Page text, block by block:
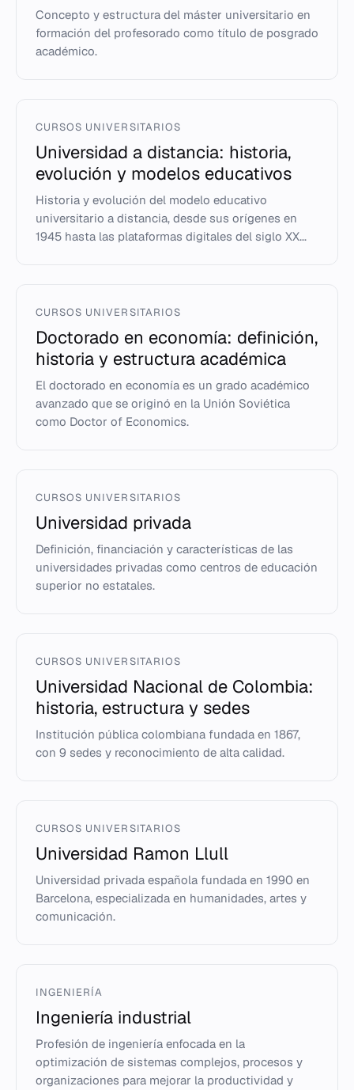
Concepto y estructura del máster universitario en
formación del profesorado como título de posgrado
académico.
CURSOS UNIVERSITARIOS
Universidad a distancia: historia,
evolución y modelos educativos
Historia y evolución del modelo educativo
universitario a distancia, desde sus orígenes en
1945 hasta las plataformas digitales del siglo XX...
CURSOS UNIVERSITARIOS
Doctorado en economía: definición,
historia y estructura académica
El doctorado en economía es un grado académico
avanzado que se originó en la Unión Soviética
como Doctor of Economics.
CURSOS UNIVERSITARIOS
Universidad privada
Definición, financiación y características de las
universidades privadas como centros de educación
superior no estatales.
CURSOS UNIVERSITARIOS
Universidad Nacional de Colombia:
historia, estructura y sedes
Institución pública colombiana fundada en 1867,
con 9 sedes y reconocimiento de alta calidad.
CURSOS UNIVERSITARIOS
Universidad Ramon Llull
Universidad privada española fundada en 1990 en
Barcelona, especializada en humanidades, artes y
comunicación.
INGENIERÍA
Ingeniería industrial
Profesión de ingeniería enfocada en la
optimización de sistemas complejos, procesos y
organizaciones para mejorar la productividad y